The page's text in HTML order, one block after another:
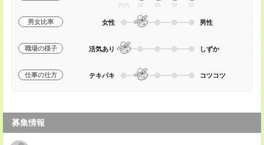
20代 30 40 50 60
男女比率 女性 男性
職場の様子 活気あり しずか
仕事の仕方 テキパキ コツコツ
募集情報